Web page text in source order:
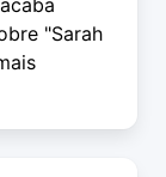
"Sarah